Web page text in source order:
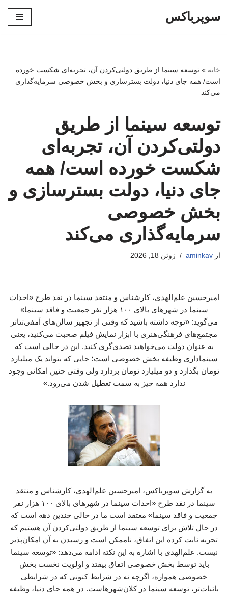
سوپرباکس
خانه » توسعه سینما از طریق دولتی‌کردن آن، تجربه‌ای شکست‌ خورده
است/ همه جای دنیا، دولت بسترسازی و بخش خصوصی سرمایه‌گذاری
می‌کند
توسعه سینما از طریق
دولتی‌کردن آن، تجربه‌ای
شکست‌ خورده است/ همه
جای دنیا، دولت بسترسازی و
بخش خصوصی
سرمایه‌گذاری می‌کند
از aminkav ژوئن 18, 2026
امیرحسین علم‌الهدی، کارشناس و منتقد سینما در نقد طرح «احداث
سینما در شهرهای بالای ۱۰۰ هزار نفر جمعیت و فاقد سینما»
می‌گوید: «توجه داشته باشید که وقتی از تجهیز سالن‌های آمفی‌تئاتر
مجتمع‌های فرهنگی‌هنری با ابزار نمایش فیلم صحبت می‌کنید، یعنی
به عنوان دولت می‌خواهید تصدی‌گری کنید. این در حالی است که
سینماداری وظیفه بخش خصوصی است؛ جایی که بتواند یک میلیارد
تومان بگذارد و دو میلیارد تومان بردارد ولی وقتی چنین امکانی وجود
ندارد همه چیز به سمت تعطیل شدن می‌رود.»
به گزارش سوپرباکس، امیرحسین علم‌الهدی، کارشناس و منتقد
سینما در نقد طرح «احداث سینما در شهرهای بالای ۱۰۰ هزار نفر
جمعیت و فاقد سینما» معتقد است ما در حالی چندین دهه است که
در حال تلاش برای توسعه سینما از طریق دولتی‌کردن آن هستیم که
تجربه ثابت کرده این اتفاق، ناممکن است و رسیدن به آن امکان‌پذیر
نیست. علم‌الهدی با اشاره به این نکته ادامه می‌دهد: «توسعه سینما
باید توسط بخش خصوصی اتفاق بیفتد و اولویت نخست بخش
خصوصی همواره، اگرچه نه در شرایط کنونی که در شرایطی
باثبات‌تر، توسعه سینما در کلان‌شهرهاست. در همه جای دنیا، وظیفه